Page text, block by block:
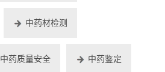
中药材检测
中药质量安全 中药鉴定